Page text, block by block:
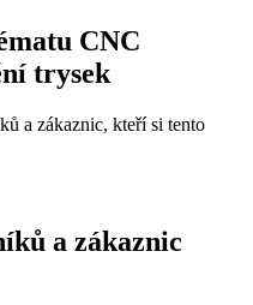
CNC
trysek
a zákaznic, kteří si tento
a zákaznic